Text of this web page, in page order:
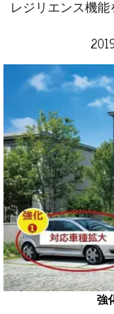
レジリエンス機能
強